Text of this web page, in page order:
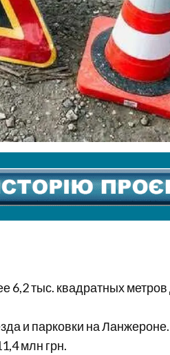
6,2 тыс. квадратных метров
и парковки на Ланжероне.
млн грн.